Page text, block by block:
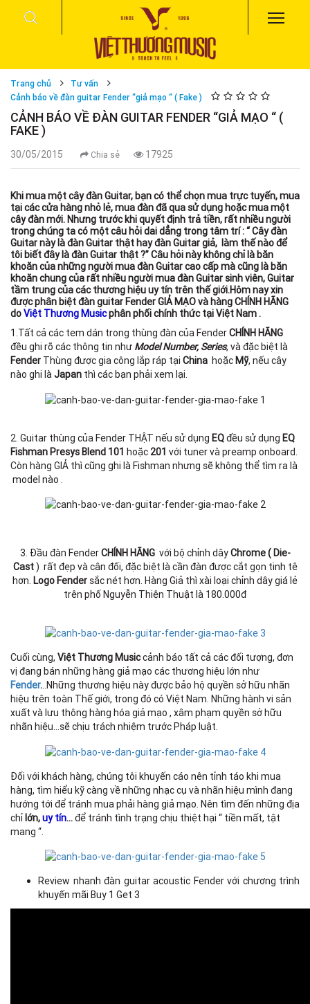
Trang chủ
Tư vấn
Cảnh báo về đàn guitar Fender “giả mạo “ ( Fake )
CẢNH BÁO VỀ ĐÀN GUITAR FENDER “GIẢ MẠO “ (
FAKE )
30/05/2015 Chia sẻ 17925
Khi mua một cây đàn Guitar, bạn có thể chọn mua trực tuyến, mua
tại các cửa hàng nhỏ lẻ, mua đàn đã qua sử dụng hoặc mua một
cây đàn mới. Nhưng trước khi quyết định trả tiền, rất nhiều người
trong chúng ta có một câu hỏi dai dẳng trong tâm trí : “ Cây đàn
Guitar này là đàn Guitar thật hay đàn Guitar giả, làm thế nào để
tôi biết đây là đàn Guitar thật ?” Câu hỏi này không chỉ là băn
khoăn của những người mua đàn Guitar cao cấp mà cũng là băn
khoăn chung của rất nhiều người mua đàn Guitar sinh viên, Guitar
tầm trung của các thương hiệu uy tín trên thế giới.Hôm nay xin
được phân biệt đàn guitar Fender GIẢ MẠO và hàng CHÍNH HÃNG
doViệt Thương Musicphân phối chính thức tại Việt Nam .
1.Tất cả các tem dán trong thùng đàn của FenderCHÍNH HÃNG
đều ghi rõ các thông tin như Model Number, Series, và đặc biệt là
Fender Thùng được gia công lắp ráp tại China hoặc Mỹ, nếu cây
nào ghi làJapan thì các bạn phải xem lại.
2. Guitar thùng của Fender THẬT nếu sử dụng EQđều sử dụng EQ
Fishman Presys Blend 101 hoặc 201 với tuner và preamp onboard.
Còn hàng GIẢ thì cũng ghi là Fishman nhưng sẽ không thể tìm ra là
model nào .
3. Đầu đàn FenderCHÍNH HÃNGvới bộ chỉnh dâyChrome ( Die-
Cast) rất đẹp và cân đối, đặc biệt là cần đàn được cắt gọn tinh tê
hơn. Logo Fender sắc nét hơn. Hàng Giả thì xài loại chỉnh dây giá lẻ
trên phố Nguyễn Thiện Thuật là 180.000đ
Cuối cùng, Việt Thương Musiccảnh báo tất cả các đối tượng, đơn
vị đang bán những hàng giả mạo các thương hiệu lớn như
Fender...Những thương hiệu này được bảo hộ quyền sở hữu nhãn
hiệu trên toàn Thế giới, trong đó có Việt Nam. Những hành vi sản
xuất và lưu thông hàng hóa giả mạo , xâm phạm quyền sở hữu
nhãn hiệu...sẽ chịu trách nhiệm trước Pháp luật.
Đối với khách hàng, chúng tôi khuyến cáo nên tỉnh táo khi mua
hàng, tìm hiểu kỹ càng về những nhạc cụ và nhãn hiệu mình đang
hướng tới để tránh mua phải hàng giả mạo. Nên tìm đến những địa
chỉ lớn,uy tín...để tránh tình trạng chịu thiệt hại “ tiền mất, tật
mang “.
Review nhanh đàn guitar acoustic Fender với chương trình
khuyến mãi Buy 1 Get 3